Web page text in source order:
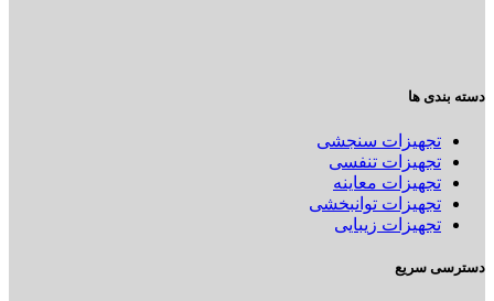
دسته بندی ها
تجهیزات سنجشی
تجهیزات تنفسی
تجهیزات معاینه
تجهیزات توانبخشی
تجهیزات زیبایی
دسترسی سریع